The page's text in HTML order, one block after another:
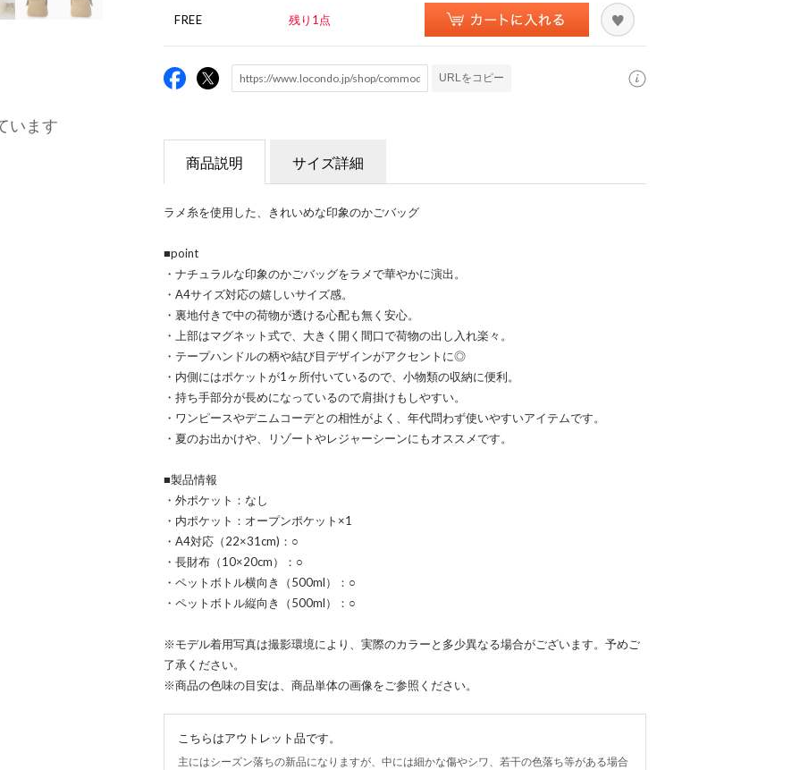
います
FREE 残り1点
URLをコピー
商品説明 サイズ詳細
ラメ糸を使用した、きれいめな印象のかごバッグ
■point
・ナチュラルな印象のかごバッグをラメで華やかに演出。
・A4サイズ対応の嬉しいサイズ感。
・裏地付きで中の荷物が透ける心配も無く安心。
・上部はマグネット式で、大きく開く間口で荷物の出し入れ楽々。
・テープハンドルの柄や結び目デザインがアクセントに◎
・内側にはポケットが1ヶ所付いているので、小物類の収納に便利。
・持ち手部分が長めになっているので肩掛けもしやすい。
・ワンピースやデニムコーデとの相性がよく、年代問わず使いやすいアイテムです。
・夏のお出かけや、リゾートやレジャーシーンにもオススメです。
■製品情報
・外ポケット：なし
・内ポケット：オープンポケット×1
・A4対応（22×31cm)：○
・長財布（10×20cm）：○
・ペットボトル横向き（500ml）：○
・ペットボトル縦向き（500ml）：○
※モデル着用写真は撮影環境により、実際のカラーと多少異なる場合がございます。予めご
了承ください。
※商品の色味の目安は、商品単体の画像をご参照ください。
こちらはアウトレット品です。
主にはシーズン落ちの新品になりますが、中には細かな傷やシワ、若干の色落ち等がある場合